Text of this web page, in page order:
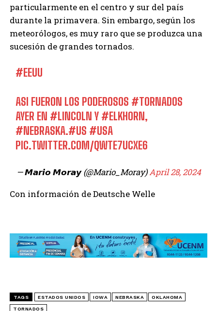
particularmente en el centro y sur del país
durante la primavera. Sin embargo, según los
meteorólogos, es muy raro que se produzca una
sucesión de grandes tornados.
#EEUU
ASI FUERON LOS PODEROSOS#TORNADOS
AYER EN#LINCOLN Y#ELKHORN,
#NEBRASKA.#US #USA
PIC.TWITTER.COM/QWTE7UCXE6
— 𝙈𝙖𝙧𝙞𝙤 𝙈𝙤𝙧𝙖𝙮 (@Mario_Moray)April 28, 2024
Con información de Deutsche Welle
TAGS ESTADOS UNIDOS IOWA NEBRASKA OKLAHOMA
TORNADOS